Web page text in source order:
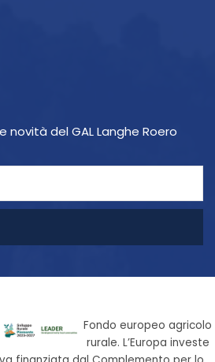
novità del GAL Langhe Roero
Fondo europeo agricolo
rurale. L’Europa investe